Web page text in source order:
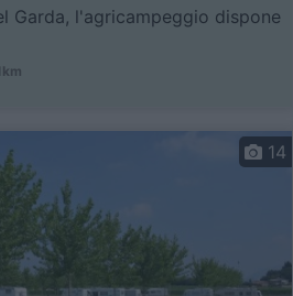
Garda, l'agricampeggio dispone
14